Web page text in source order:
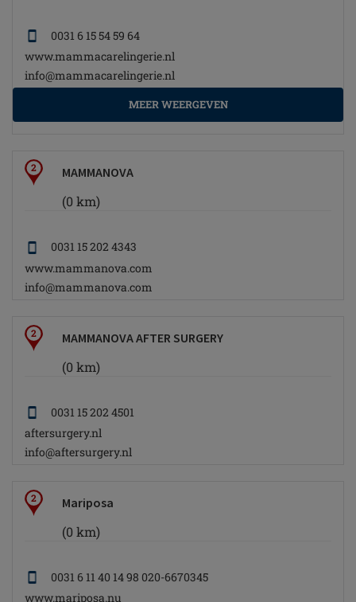
0031 6 15 54 59 64
www.mammacarelingerie.nl
info@mammacarelingerie.nl
MEER WEERGEVEN
2 MAMMANOVA
(0 km)
0031 15 202 4343
www.mammanova.com
info@mammanova.com
2 MAMMANOVA AFTER SURGERY
(0 km)
0031 15 202 4501
aftersurgery.nl
info@aftersurgery.nl
2 Mariposa
(0 km)
0031 6 11 40 14 98 020-6670345
www.mariposa.nu